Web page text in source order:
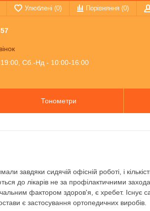
Улюблені (0) Порівняння (0)
Сб.-Нд - 10:00-16:00
Тонометри
завдяки сидячій офісній роботі, і
до лікарів не за профілактичними
фактором здоров'я, є хребет. Існує
є застосування ортопедичних виробів.